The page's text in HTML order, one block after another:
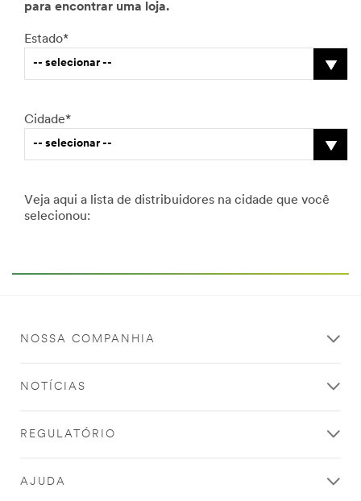
para encontrar uma loja.
Estado*
-- selecionar --
Cidade*
-- selecionar --
Veja aqui a lista de distribuidores na cidade que você
selecionou:
NOSSA COMPANHIA
NOTÍCIAS
REGULATÓRIO
AJUDA